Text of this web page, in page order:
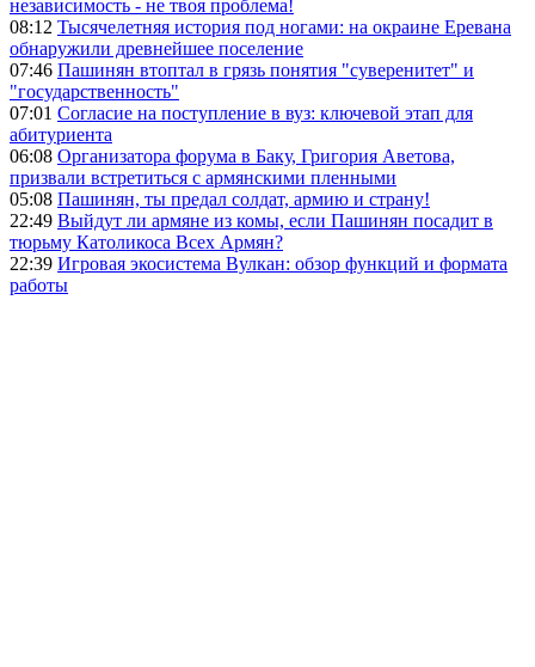
независимость - не твоя проблема!
08:12 Тысячелетняя история под ногами: на окраине Еревана
обнаружили древнейшее поселение
07:46 Пашинян втоптал в грязь понятия "суверенитет" и
"государственность"
07:01 Согласие на поступление в вуз: ключевой этап для
абитуриента
06:08 Организатора форума в Баку, Григория Аветова,
призвали встретиться с армянскими пленными
05:08 Пашинян, ты предал солдат, армию и страну!
22:49 Выйдут ли армяне из комы, если Пашинян посадит в
тюрьму Католикоса Всех Армян?
22:39 Игровая экосистема Вулкан: обзор функций и формата
работы